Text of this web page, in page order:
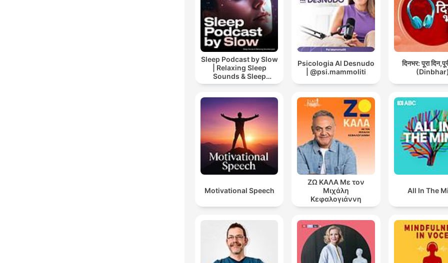
Sleep Podcast by Slow
| Relaxing Sleep
Sounds & Sleep
Stories | Nature Sound
Psicologia Al Desnudo
| @psi.mammoliti
दिनभर: पूरा
(Dinbhar)
Motivational Speech
ΖΩ ΚΑΛΑ Με τον
Μιχάλη
Κεφαλογιάννη
All In The